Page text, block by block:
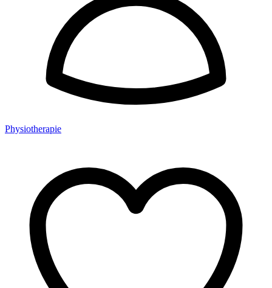
Physiotherapie